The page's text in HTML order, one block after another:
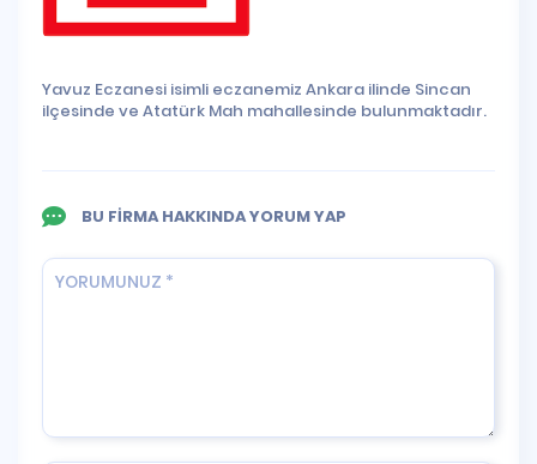
Yavuz Eczanesi isimli eczanemiz Ankara ilinde Sincan
ilçesinde ve Atatürk Mah mahallesinde bulunmaktadır.
BU FİRMA HAKKINDA YORUM YAP